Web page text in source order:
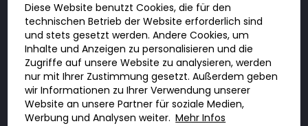
Doktorabc.com ist eine Vermittlungsplattform. Doktorabc ist ausdrücklich
keine Internetapotheke. Doktorabc bietet keine Medikamente oder
sonstige Produkte an oder liefert diese. Jegliche Informationen zu
Produkten, Medikamenten und Preisen auf der Internetseite beinhalten
kein Angebot von Doktorabc an Sie. Für die Einhaltung der in Ihrem Land
geltenden Gesetze und sonstigen Rechtsvorschriften sind Sie als Nutzer
selbst verantwortlich. Die Nutzung unseres Services auf Doktorabc durch
Sie erfolgt auf eigenes Risiko und in eigener Verantwortung. Sie erklären,
diese Internetseite aus eigener Initiative zu besuchen und zu nutzen.
Diese Website benutzt Cookies, die für den
technischen Betrieb der Website erforderlich sind
und stets gesetzt werden. Andere Cookies, um
Inhalte und Anzeigen zu personalisieren und die
Zugriffe auf unsere Website zu analysieren, werden
nur mit Ihrer Zustimmung gesetzt. Außerdem geben
wir Informationen zu Ihrer Verwendung unserer
Website an unsere Partner für soziale Medien,
Werbung und Analysen weiter. Mehr Infos